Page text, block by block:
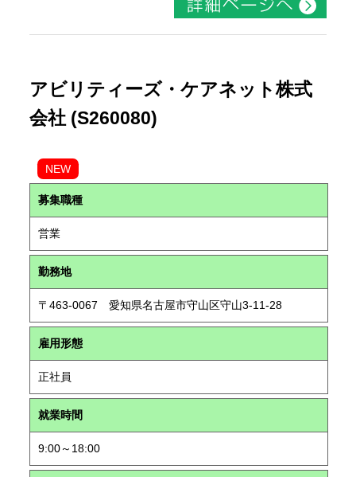
アビリティーズ・ケアネット株式
会社 (S260080)
NEW
募集職種
営業
勤務地
〒463-0067 愛知県名古屋市守山区守山3-11-28
雇用形態
正社員
就業時間
9:00～18:00